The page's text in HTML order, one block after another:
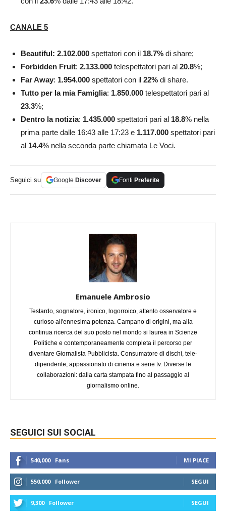
CANALE 5
Beautiful: 2.102.000 spettatori con il 18.7% di share;
Forbidden Fruit: 2.133.000 telespettatori pari al 20.8%;
Far Away: 1.954.000 spettatori con il 22% di share.
Tutto per la mia Famiglia: 1.850.000 telespettatori pari al
23.3%;
Dentro la notizia: 1.435.000 spettatori pari al 18.8% nella
prima parte dalle 16:43 alle 17:23 e 1.117.000 spettatori pari
al 14.4% nella seconda parte chiamata Le Voci.
Seguici su Google Discover Fonti Preferite
Emanuele Ambrosio
Testardo, sognatore, ironico, logorroico, attento osservatore e
curioso all'ennesima potenza. Campano di origini, ma alla
continua ricerca del suo posto nel mondo si laurea in Scienze
Politiche e contemporaneamente completa il percorso per
diventare Giornalista Pubblicista. Consumatore di dischi, tele-
dipendente, appassionato di cinema e serie tv. Diverse le
collaborazioni: dalla carta stampata fino al passaggio al
giornalismo online.
SEGUICI SUI SOCIAL
540,000 Fans MI PIACE
550,000 Follower SEGUI
9,300 Follower SEGUI